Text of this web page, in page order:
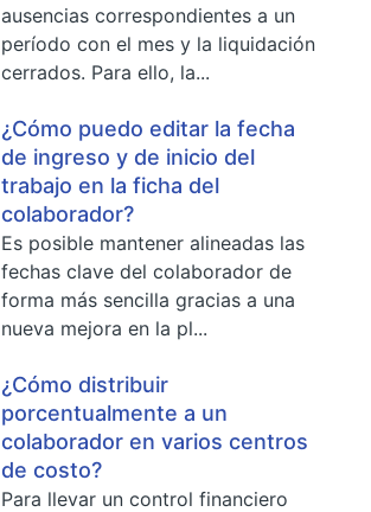
ausencias correspondientes a un
período con el mes y la liquidación
cerrados. Para ello, la...
¿Cómo puedo editar la fecha
de ingreso y de inicio del
trabajo en la ficha del
colaborador?
Es posible mantener alineadas las
fechas clave del colaborador de
forma más sencilla gracias a una
nueva mejora en la pl...
¿Cómo distribuir
porcentualmente a un
colaborador en varios centros
de costo?
Para llevar un control financiero